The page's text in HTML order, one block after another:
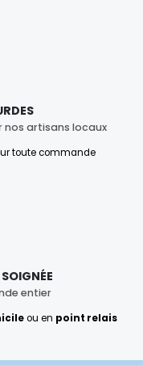
artisans locaux
toute commande
entier
ou en point relais